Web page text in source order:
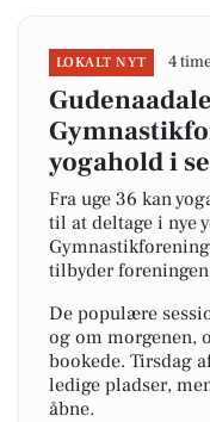
LOKALT NYT 4
yogahold i
Fra uge 36 kan
til at deltage i nye
tilbyder
De populære
og om morgenen,
bookede. Tirsdag
ledige pladser,
åbne.